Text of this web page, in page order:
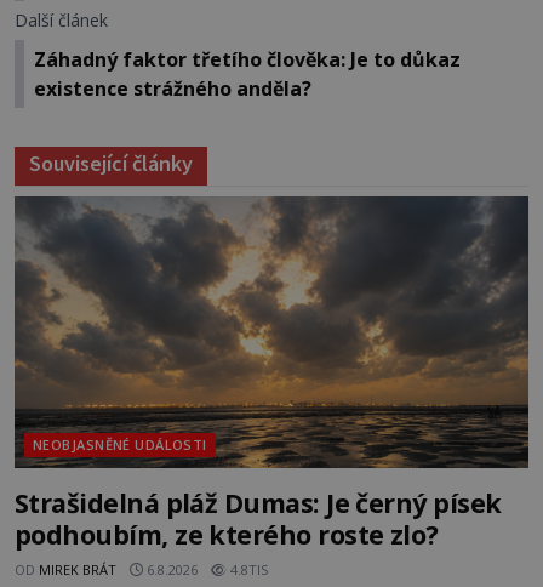
Další článek
Záhadný faktor třetího člověka: Je to důkaz
existence strážného anděla?
Související články
NEOBJASNĚNÉ UDÁLOSTI
Strašidelná pláž Dumas: Je černý písek
podhoubím, ze kterého roste zlo?
OD MIREK BRÁT 6.8.2026 4.8TIS